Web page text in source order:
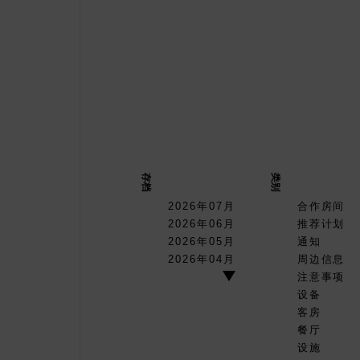
存档
2026年07月
2026年06月
2026年05月
2026年04月
类别
合作房间
推荐计划
通知
周边信息
注意事项
设备
客房
餐厅
设施